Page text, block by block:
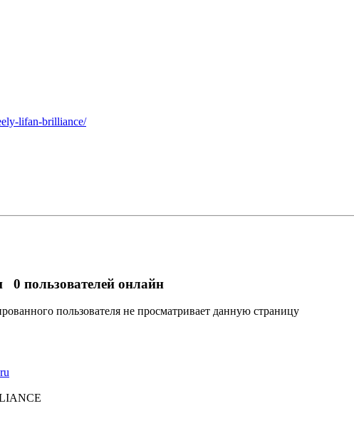
lifan-brilliance/
0 пользователей онлайн
пользователя не просматривает данную страницу